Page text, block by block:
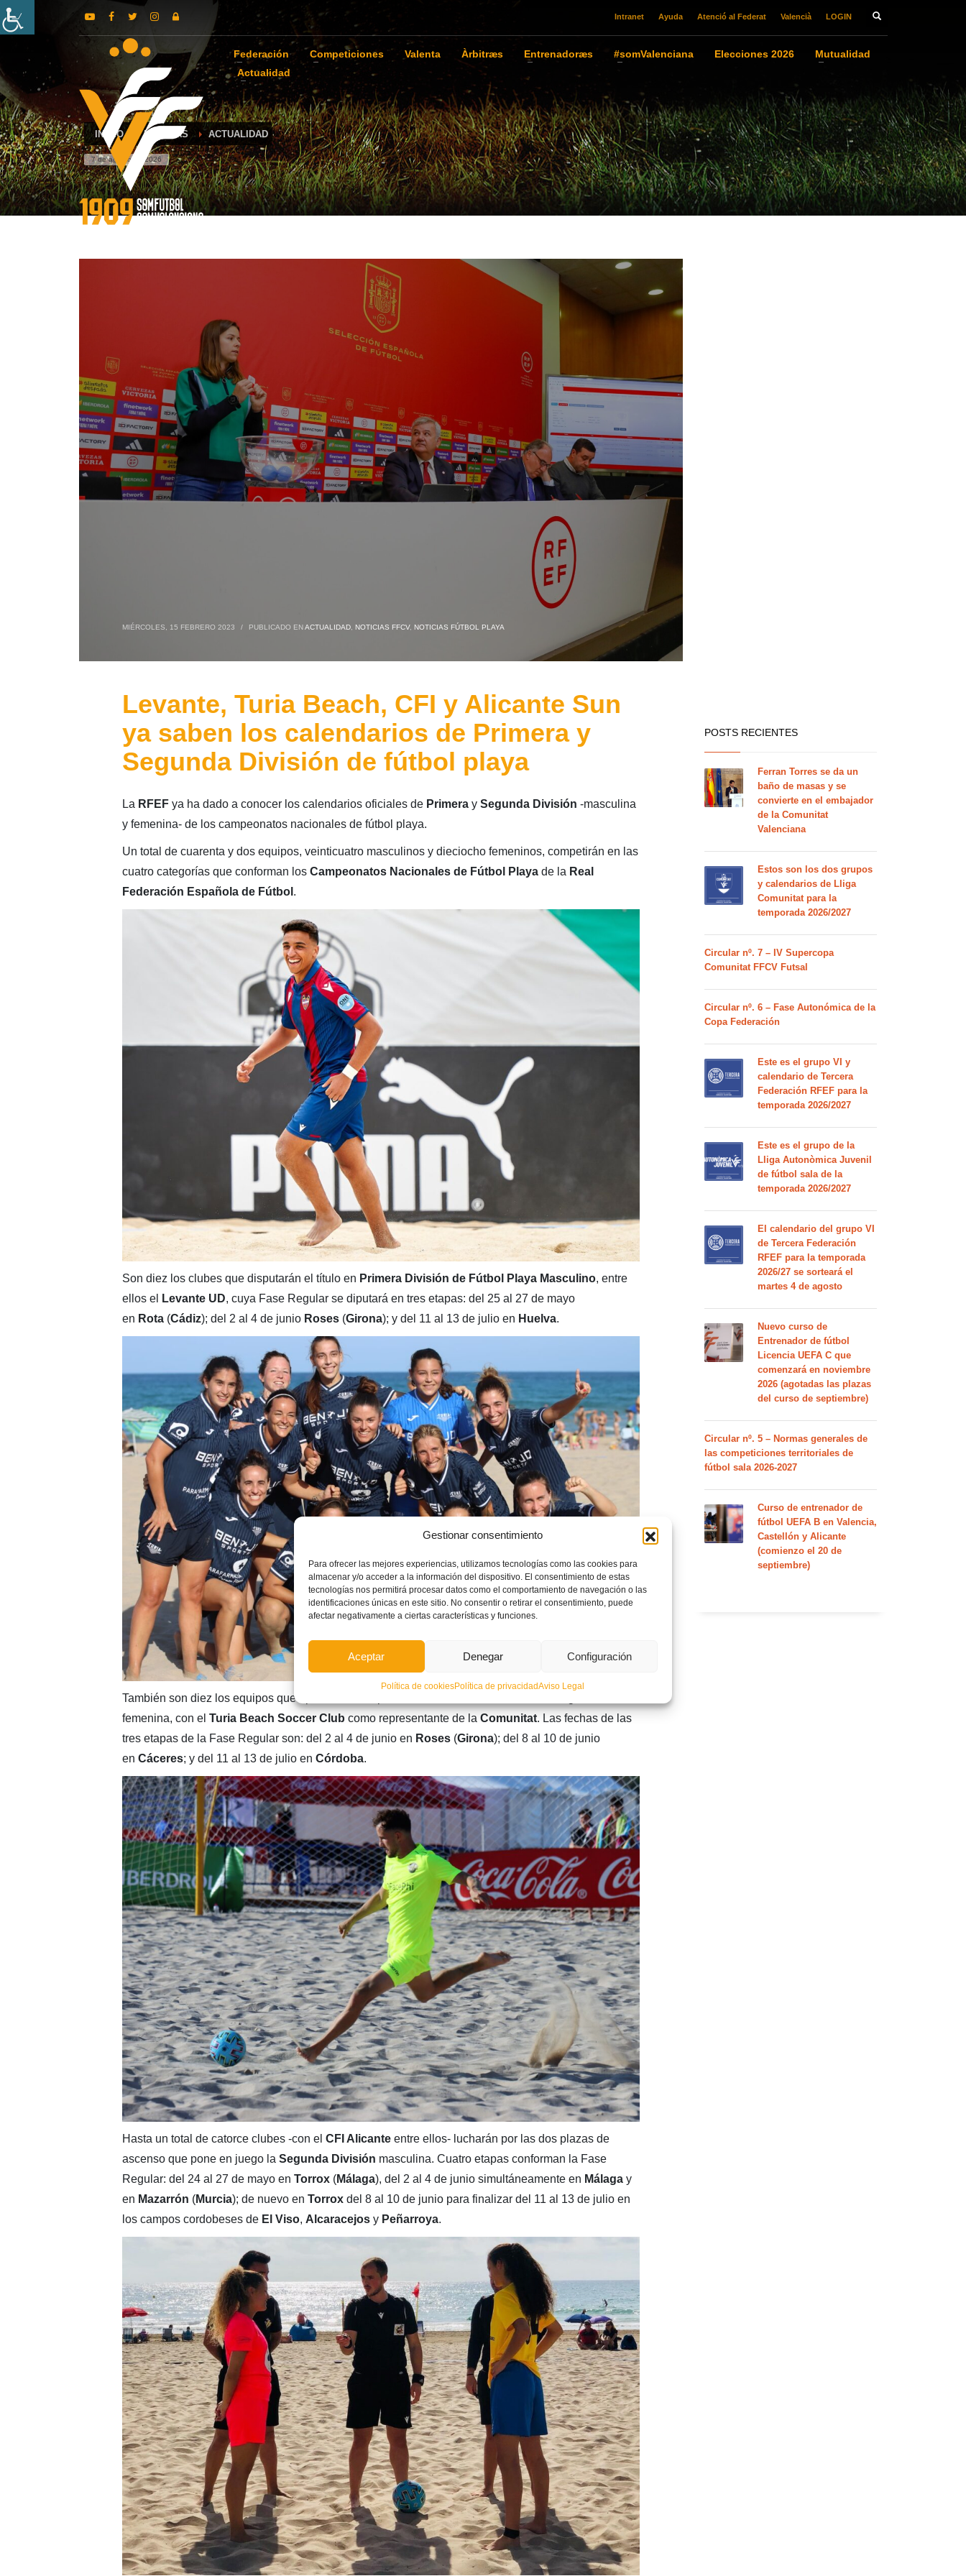
Gestionar consentimiento
Para ofrecer las mejores experiencias, utilizamos tecnologías como las cookies para
almacenar y/o acceder a la información del dispositivo. El consentimiento de estas
tecnologías nos permitirá procesar datos como el comportamiento de navegación o las
identificaciones únicas en este sitio. No consentir o retirar el consentimiento, puede
afectar negativamente a ciertas características y funciones.
Aceptar Denegar Configuración
Política de cookiesPolítica de privacidadAviso Legal
Intranet Ayuda Atenció al Federat Valencià LOGIN
Federación Competiciones Valenta Àrbitræs Entrenadoræs #somValenciana Elecciones 2026
Mutualidad
Actualidad
INICIO NOTICIAS ACTUALIDAD
7 de agosto de 2026
MIÉRCOLES, 15 FEBRERO 2023 / PUBLICADO ENACTUALIDAD, NOTICIAS FFCV, NOTICIAS FÚTBOL PLAYA
Levante, Turia Beach, CFI y Alicante Sun
ya saben los calendarios de Primera y
Segunda División de fútbol playa
La RFEF ya ha dado a conocer los calendarios oficiales de Primera y Segunda División -masculina
y femenina- de los campeonatos nacionales de fútbol playa.
Un total de cuarenta y dos equipos, veinticuatro masculinos y dieciocho femeninos, competirán en las
cuatro categorías que conforman los Campeonatos Nacionales de Fútbol Playade la Real
Federación Española de Fútbol .
Son diez los clubes que disputarán el título en Primera División de Fútbol Playa Masculino, entre
ellos el
Levante UD, cuya Fase Regular se diputará en tres etapas: del 25 al 27 de mayo
en Rota(Cádiz); del 2 al 4 de junio Roses(Girona); y del 11 al 13 de julio en Huelva.
También son diez los equipos que optarán al Campeonato de
femenina, con el Turia Beach Soccer Club como representante de la Comunitat. Las fechas de las
tres etapas de la Fase Regular son: del 2 al 4 de junio en Roses(Girona); del 8 al 10 de junio
en Cáceres; y del 11 al 13 de julio en Córdoba.
Hasta un total de catorce clubes -con el CFI Alicanteentre ellos- lucharán por las dos plazas de
ascenso que pone en juego la Segunda División masculina. Cuatro etapas conforman la Fase
Regular: del 24 al 27 de mayo en Torrox(Málaga), del 2 al 4 de junio simultáneamente en Málagay
en Mazarrón (Murcia); de nuevo en Torrox del 8 al 10 de junio para finalizar del 11 al 13 de julio en
los campos cordobeses de El Viso, Alcaracejosy Peñarroya.
POSTS RECIENTES
Ferran Torres se da un
baño de masas y se
convierte en el embajador
de la Comunitat
Valenciana
Estos son los dos grupos
y calendarios de Lliga
Comunitat para la
temporada 2026/2027
Circular nº. 7 – IV Supercopa
Comunitat FFCV Futsal
Circular nº. 6 – Fase Autonómica de la
Copa Federación
Este es el grupo VI y
calendario de Tercera
Federación RFEF para la
temporada 2026/2027
Este es el grupo de la
Lliga Autonòmica Juvenil
de fútbol sala de la
temporada 2026/2027
El calendario del grupo VI
de Tercera Federación
RFEF para la temporada
2026/27 se sorteará el
martes 4 de agosto
Nuevo curso de
Entrenador de fútbol
Licencia UEFA C que
comenzará en noviembre
2026 (agotadas las plazas
del curso de septiembre)
Circular nº. 5 – Normas generales de
las competiciones territoriales de
fútbol sala 2026-2027
Curso de entrenador de
fútbol UEFA B en Valencia,
Castellón y Alicante
(comienzo el 20 de
septiembre)